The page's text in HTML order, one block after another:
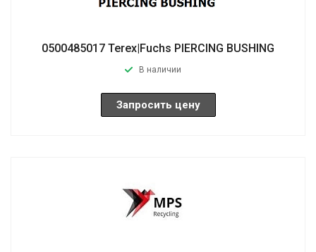
0500485017 Terex|Fuchs PIERCING BUSHING
В наличии
Запросить цену